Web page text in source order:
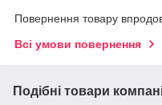
Повернення товару
Всі умови повернення
Подібні товари